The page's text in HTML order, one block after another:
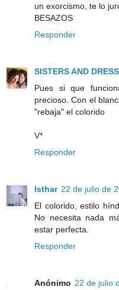
un exorcismo, te lo
BESAZOS
Responder
SISTERS AND
Pues si que
precioso. Con el
"rebaja" el colorido
V*
Responder
Isthar 22 de julio de
El colorido, estilo
No necesita nada
estar perfecta.
Responder
Anónimo 22 de julio